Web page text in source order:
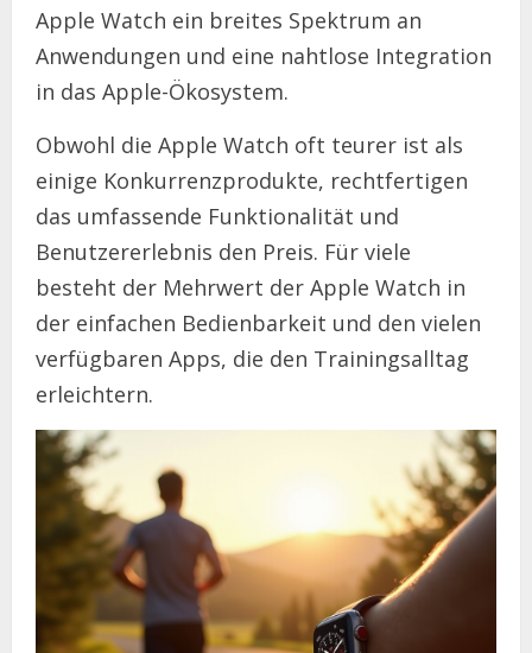
Apple Watch ein breites Spektrum an
Anwendungen und eine nahtlose Integration
in das Apple-Ökosystem.
Obwohl die Apple Watch oft teurer ist als
einige Konkurrenzprodukte, rechtfertigen
das umfassende Funktionalität und
Benutzererlebnis den Preis. Für viele
besteht der Mehrwert der Apple Watch in
der einfachen Bedienbarkeit und den vielen
verfügbaren Apps, die den Trainingsalltag
erleichtern.